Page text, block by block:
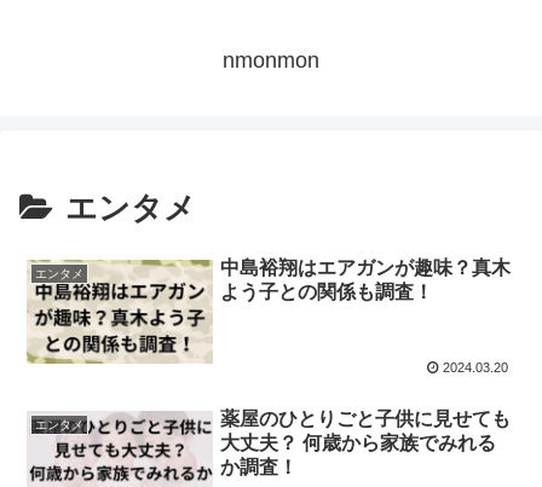
nmonmon
エンタメ
エンタメ
中島裕翔はエアガンが趣味？真木
よう子との関係も調査！
2024.03.20
エンタメ
薬屋のひとりごと子供に見せても
大丈夫？ 何歳から家族でみれる
か調査！